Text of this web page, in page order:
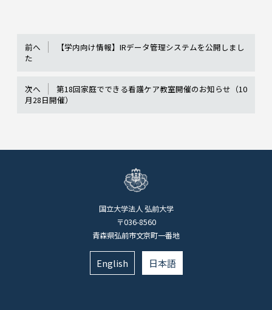
前へ
【学内向け情報】IRデータ管理システムを公開しまし
た
次へ
第18回家庭でできる看護ケア教室開催のお知らせ（10
月28日開催）
国立大学法人 弘前大学
〒036-8560
青森県弘前市文京町一番地
English 日本語